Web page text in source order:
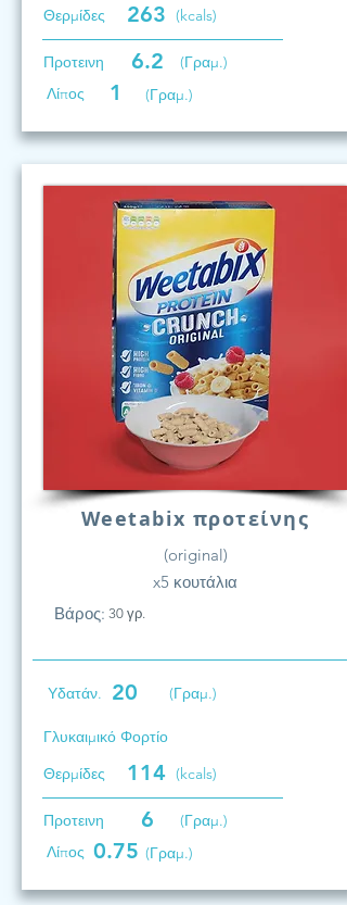
Θερμίδες 263 (kcals)
Προτεινη 6.2
(Γραμ.)
Λίπος
1 (Γραμ.)
Weetabix προτείνης
(original)
x5 κουτάλια
Βάρος: 30 γρ.
Υδατάν. 20 (Γραμ.)
Γλυκαιμικό Φορτίο
Θερμίδες
114 (kcals)
Προτεινη 6
(Γραμ.)
Λίπος 0.75 (Γραμ.)